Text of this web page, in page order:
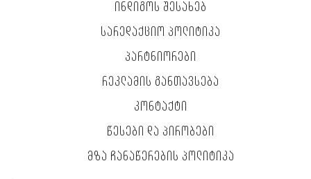
ᲘᲜᲓᲘᲒᲝᲡ ᲨᲔᲡᲐᲮᲔᲑ
ᲡᲐᲠᲔᲓᲐᲥᲪᲘᲝ ᲞᲝᲚᲘᲢᲘᲙᲐ
ᲞᲐᲠᲢᲜᲘᲝᲠᲔᲑᲘ
ᲠᲔᲙᲚᲐᲛᲘᲡ ᲒᲐᲜᲗᲐᲕᲡᲔᲑᲐ
ᲙᲝᲜᲢᲐᲥᲢᲘ
ᲬᲔᲡᲔᲑᲘ ᲓᲐ ᲞᲘᲠᲝᲑᲔᲑᲘ
ᲛᲖᲐ ᲩᲐᲜᲐᲬᲔᲠᲔᲑᲘᲡ ᲞᲝᲚᲘᲢᲘᲙᲐ